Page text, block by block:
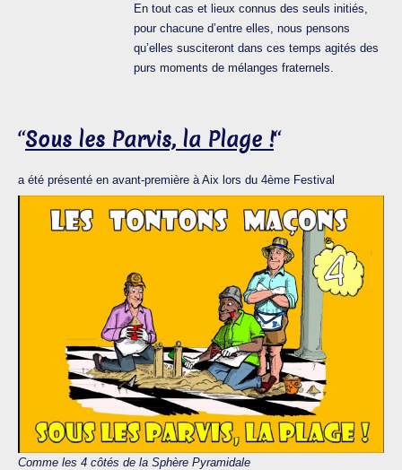
En tout cas et lieux connus des seuls initiés,
pour chacune d’entre elles, nous pensons
qu’elles susciteront dans ces temps agités des
purs moments de mélanges fraternels.
“Sous les Parvis, la Plage !“
a été présenté en avant-première à Aix lors du 4ème Festival
Comme les 4 côtés de la Sphère Pyramidale